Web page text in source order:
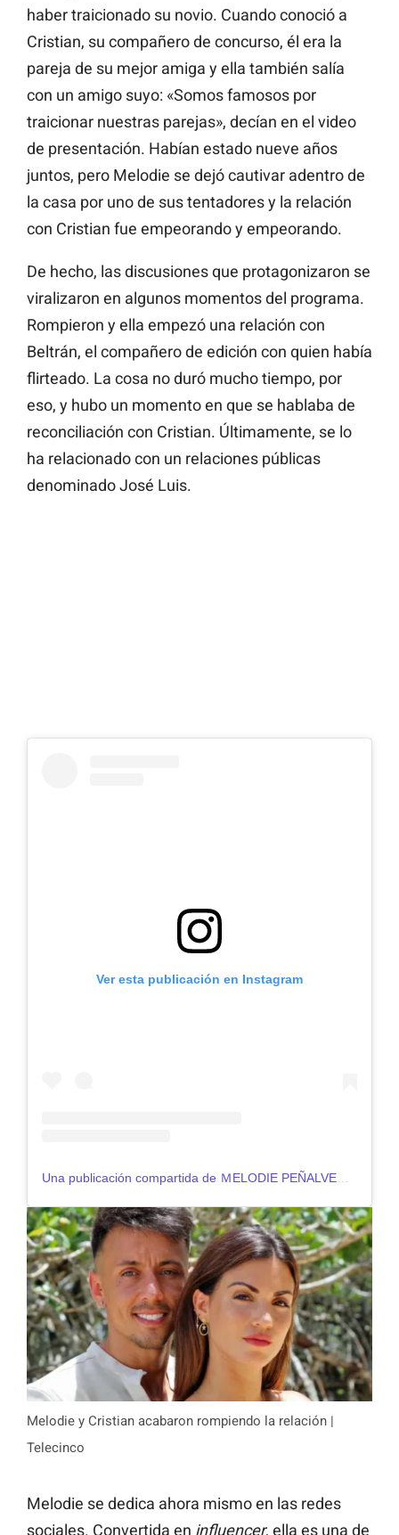
haber traicionado su novio. Cuando conoció a
Cristian, su compañero de concurso, él era la
pareja de su mejor amiga y ella también salía
con un amigo suyo: «Somos famosos por
traicionar nuestras parejas», decían en el video
de presentación. Habían estado nueve años
juntos, pero Melodie se dejó cautivar adentro de
la casa por uno de sus tentadores y la relación
con Cristian fue empeorando y empeorando.
De hecho, las discusiones que protagonizaron se
viralizaron en algunos momentos del programa.
Rompieron y ella empezó una relación con
Beltrán, el compañero de edición con quien había
flirteado. La cosa no duró mucho tiempo, por
eso, y hubo un momento en que se hablaba de
reconciliación con Cristian. Últimamente, se lo
ha relacionado con un relaciones públicas
denominado José Luis.
Ver esta publicación en Instagram
Melodie y Cristian acabaron rompiendo la relación |
Telecinco
Melodie se dedica ahora mismo en las redes
sociales. Convertida en influencer, ella es una de